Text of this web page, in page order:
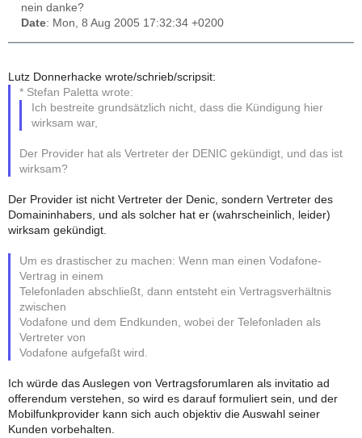
nein danke?
Date: Mon, 8 Aug 2005 17:32:34 +0200
Lutz Donnerhacke wrote/schrieb/scripsit:
* Stefan Paletta wrote:
Ich bestreite grundsätzlich nicht, dass die Kündigung hier
wirksam war,
Der Provider hat als Vertreter der DENIC gekündigt, und das ist
wirksam?
Der Provider ist nicht Vertreter der Denic, sondern Vertreter des
Domaininhabers, und als solcher hat er (wahrscheinlich, leider)
wirksam gekündigt.
Um es drastischer zu machen: Wenn man einen Vodafone-
Vertrag in einem
Telefonladen abschließt, dann entsteht ein Vertragsverhältnis
zwischen
Vodafone und dem Endkunden, wobei der Telefonladen als
Vertreter von
Vodafone aufgefaßt wird.
Ich würde das Auslegen von Vertragsforumlaren als invitatio ad
offerendum verstehen, so wird es darauf formuliert sein, und der
Mobilfunkprovider kann sich auch objektiv die Auswahl seiner
Kunden vorbehalten.